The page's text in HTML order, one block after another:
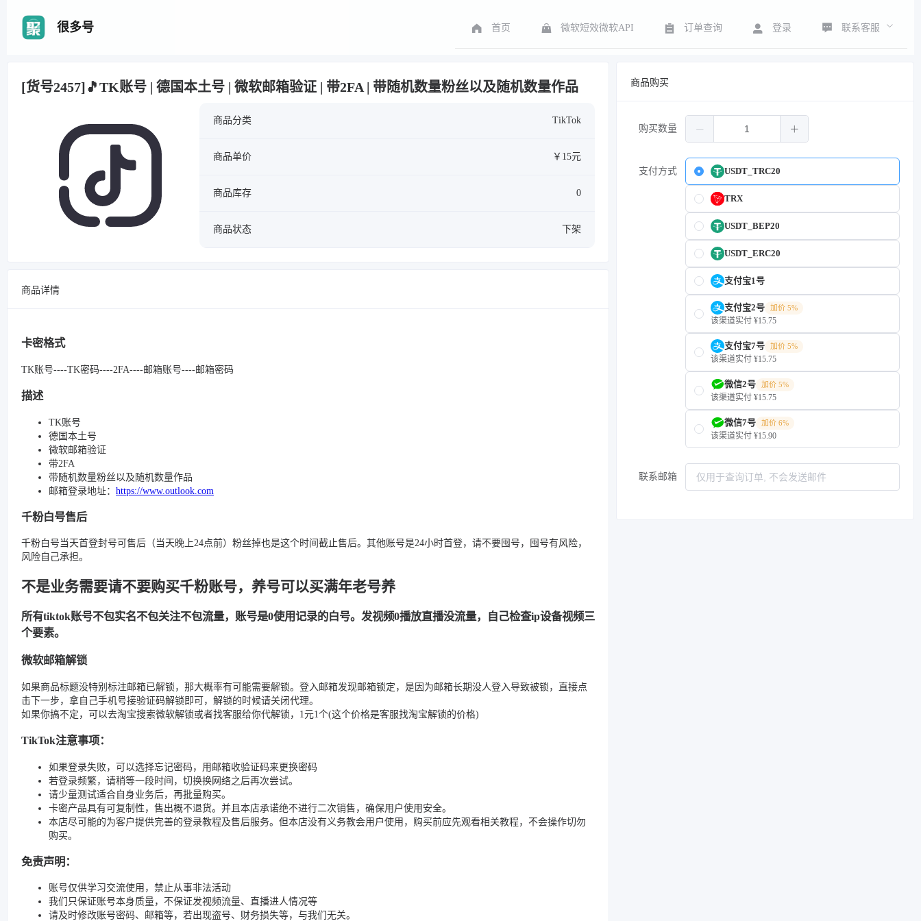
很多号 首页 微软短效微软API 订单查询 登录 联系客服
[货号2457]🎵TK账号 | 德国本土号 | 微软邮箱验证 | 带2FA | 带随机数量粉丝以及随机数量作品
商品分类 TikTok
商品单价 ￥15元
商品库存 0
商品状态 下架
商品详情
卡密格式
TK账号----TK密码----2FA----邮箱账号----邮箱密码
描述
TK账号
德国本土号
微软邮箱验证
带2FA
带随机数量粉丝以及随机数量作品
邮箱登录地址： https://www.outlook.com
千粉白号售后
千粉白号当天首登封号可售后（当天晚上24点前）粉丝掉也是这个时间截止售后。其他账号是24小时首登，请不要囤号，囤号有风险，
风险自己承担。
不是业务需要请不要购买千粉账号，养号可以买满年老号养
所有tiktok账号不包实名不包关注不包流量，账号是0使用记录的白号。发视频0播放直播没流量，自己检查ip设备视频三
个要素。
微软邮箱解锁
如果商品标题没特别标注邮箱已解锁，那大概率有可能需要解锁。登入邮箱发现邮箱锁定，是因为邮箱长期没人登入导致被锁，直接点
击下一步，拿自己手机号接验证码解锁即可，解锁的时候请关闭代理。
如果你搞不定，可以去淘宝搜索微软解锁或者找客服给你代解锁，1元1个(这个价格是客服找淘宝解锁的价格)
TikTok注意事项：
如果登录失败，可以选择忘记密码，用邮箱收验证码来更换密码
若登录频繁，请稍等一段时间，切换换网络之后再次尝试。
请少量测试适合自身业务后，再批量购买。
卡密产品具有可复制性，售出概不退货。并且本店承诺绝不进行二次销售，确保用户使用安全。
本店尽可能的为客户提供完善的登录教程及售后服务。但本店没有义务教会用户使用，购买前应先观看相关教程，不会操作切勿
购买。
免责声明：
账号仅供学习交流使用，禁止从事非法活动
我们只保证账号本身质量，不保证发视频流量、直播进人情况等
请及时修改账号密码、邮箱等，若出现盗号、财务损失等，与我们无关。
商品购买
购买数量
支付方式 USDT_TRC20
TRX
USDT_BEP20
USDT_ERC20
支付宝1号
支付宝2号 加价 5%
该渠道实付 ¥15.75
支付宝7号 加价 5%
该渠道实付 ¥15.75
微信2号 加价 5%
该渠道实付 ¥15.75
微信7号 加价 6%
该渠道实付 ¥15.90
联系邮箱